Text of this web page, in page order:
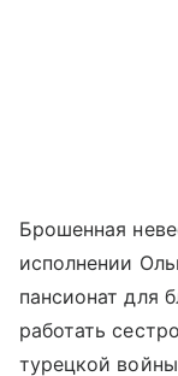
Брошенная
исполнении
пансионат для
работать
турецкой